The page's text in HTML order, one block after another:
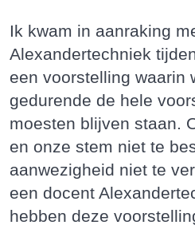
Ik kwam in aanraking
Alexandertechniek
een voorstelling waarin
gedurende de hele
moesten blijven staan.
en onze stem niet te
aanwezigheid niet te
een docent
hebben deze